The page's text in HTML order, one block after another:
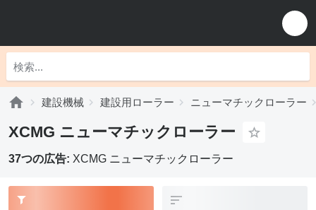
建設機械 建設用ローラー ニューマチックローラー
XCMG ニューマチックローラー
37つの広告: XCMG ニューマチックローラー